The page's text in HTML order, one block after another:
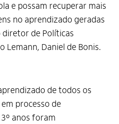
e possam recuperar mais
no aprendizado geradas
diretor de Políticas
Lemann, Daniel de Bonis.
de todos os
processo de
anos foram